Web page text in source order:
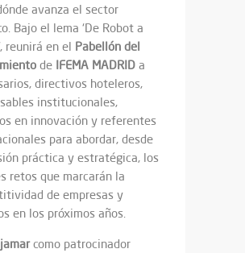
avanza el sector
Bajo el lema ‘De Robot a
reunirá en el Pabellón del
de IFEMA MADRID a
directivos hoteleros,
institucionales,
en innovación y referentes
para abordar, desde
práctica y estratégica, los
retos que marcarán la
de empresas y
en los próximos años.
como patrocinador